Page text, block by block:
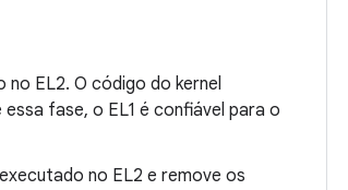
EL2. O código do kernel
fase, o EL1 é confiável para o
no EL2 e remove os